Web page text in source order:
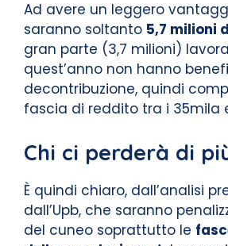
Ad avere un leggero
saranno soltanto 5,7 milioni
gran parte (3,7 milioni)
quest’anno non hanno
decontribuzione, quindi
fascia di reddito tra i 35mila
Chi ci perderà di
È quindi chiaro, dall’analisi
dall’Upb, che saranno
del cuneo soprattutto le